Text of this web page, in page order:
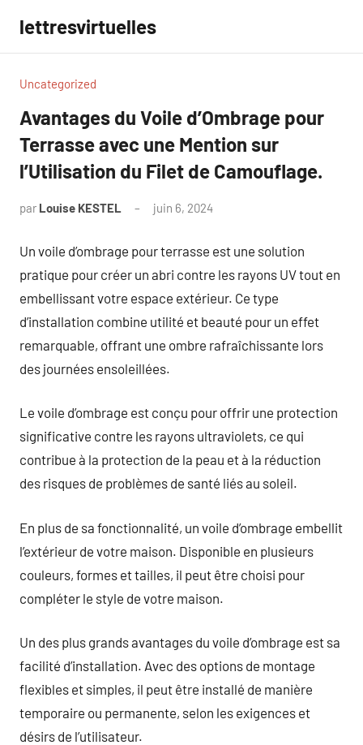
contenu
lettresvirtuelles
Uncategorized
Avantages du Voile d’Ombrage pour
Terrasse avec une Mention sur
l’Utilisation du Filet de Camouflage.
par Louise KESTEL juin 6, 2024
Un voile d’ombrage pour terrasse est une solution
pratique pour créer un abri contre les rayons UV tout en
embellissant votre espace extérieur. Ce type
d’installation combine utilité et beauté pour un effet
remarquable, offrant une ombre rafraîchissante lors
des journées ensoleillées.
Le voile d’ombrage est conçu pour offrir une protection
significative contre les rayons ultraviolets, ce qui
contribue à la protection de la peau et à la réduction
des risques de problèmes de santé liés au soleil.
En plus de sa fonctionnalité, un voile d’ombrage embellit
l’extérieur de votre maison. Disponible en plusieurs
couleurs, formes et tailles, il peut être choisi pour
compléter le style de votre maison.
Un des plus grands avantages du voile d’ombrage est sa
facilité d’installation. Avec des options de montage
flexibles et simples, il peut être installé de manière
temporaire ou permanente, selon les exigences et
désirs de l’utilisateur.